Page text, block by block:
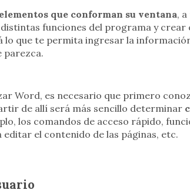
que conforman su ventana, a
funciones del programa y crear
lo que te permita ingresar la
parezca.
Word, es necesario que primero
de allí será más sencillo determinar
los comandos de acceso rápido,
el contenido de las páginas, etc.